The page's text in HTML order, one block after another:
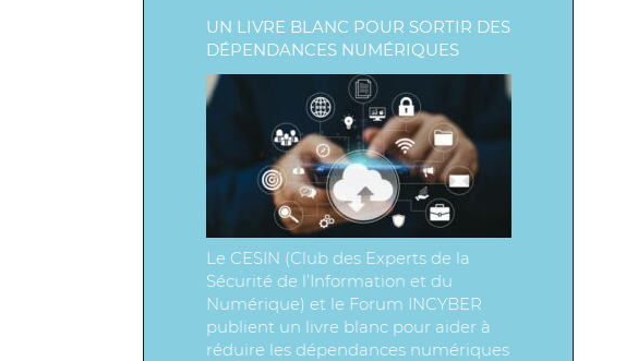
UN LIVRE BLANC POUR SORTIR DES
DÉPENDANCES NUMÉRIQUES
Le CESIN (Club des Experts de la
Sécurité de l’Information et du
Numérique) et le Forum INCYBER
publient un livre blanc pour aider à
réduire les dépendances numériques